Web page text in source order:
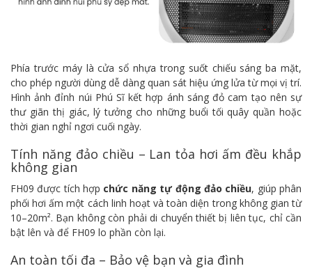
Phía trước máy là cửa sổ nhựa trong suốt chiếu sáng ba mặt,
cho phép người dùng dễ dàng quan sát hiệu ứng lửa từ mọi vị trí.
Hình ảnh đỉnh núi Phú Sĩ kết hợp ánh sáng đỏ cam tạo nên sự
thư giãn thị giác, lý tưởng cho những buổi tối quây quần hoặc
thời gian nghỉ ngơi cuối ngày.
Tính năng đảo chiều – Lan tỏa hơi ấm đều khắp
không gian
FH09 được tích hợp chức năng tự động đảo chiều, giúp phân
phối hơi ấm một cách linh hoạt và toàn diện trong không gian từ
10–20m². Bạn không còn phải di chuyển thiết bị liên tục, chỉ cần
bật lên và để FH09 lo phần còn lại.
An toàn tối đa – Bảo vệ bạn và gia đình